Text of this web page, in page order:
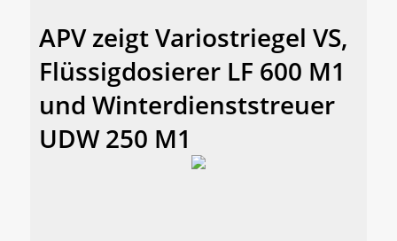
APV zeigt Variostriegel VS,
Flüssigdosierer LF 600 M1
und Winterdienststreuer
UDW 250 M1